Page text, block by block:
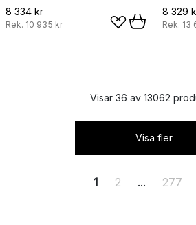
8 334 kr
Rek. 10 935 kr
8 329
Rek. 13
Visar 36 av 13062
Visa fler
1 2 ... 277